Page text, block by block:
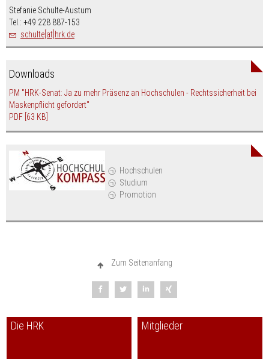
Hochschulen
Studium
Promotion
Stefanie Schulte-Austum
Tel.: +49 228 887-153
schulte[at]hrk.de
Downloads
PM "HRK-Senat: Ja zu mehr Präsenz an Hochschulen - Rechtssicherheit bei
Maskenpflicht gefordert"
PDF [63 KB]
Zum Seitenanfang
Die HRK Mitglieder